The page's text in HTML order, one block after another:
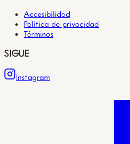
Accesibilidad
Política de privacidad
Términos
SIGUE
Instagram